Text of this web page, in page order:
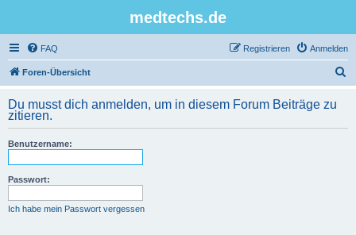
medtechs.de
FAQ Anmelden
Registrieren
Foren-Übersicht
h
Du musst dich anmelden, um in diesem Forum Beiträge zu
zitieren.
Benutzername:
Passwort:
Ich habe mein Passwort vergessen